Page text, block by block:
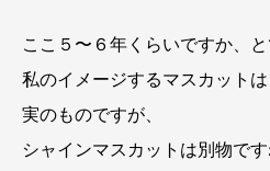
ここ５〜６年くらいですか、
私のイメージするマスカット
実のものですが、
シャインマスカットは別物です